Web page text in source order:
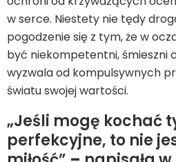
w serce. Niestety nie tędy
pogodzenie się z tym, że w
być niekompetentni, śmieszni
wyzwala od kompulsywnych
światu swojej wartości.
„Jeśli mogę kochać
perfekcyjne, to nie